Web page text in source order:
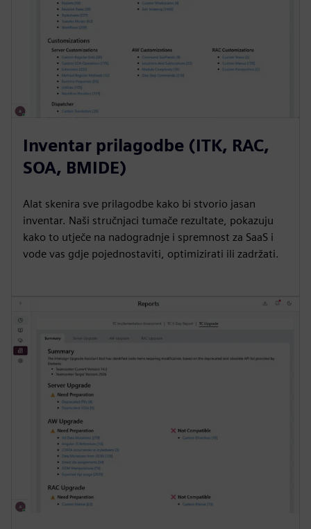
Inventar prilagodbe (ITK, RAC,
SOA, BMIDE)
Alat skenira sve prilagodbe kako bi stvorio jasan
inventar. Naši stručnjaci tumače rezultate, pokazuju
kako to utječe na nadogradnje i spremnost za SaaS i
vode vas gdje pojednostaviti, optimizirati ili zadržati.